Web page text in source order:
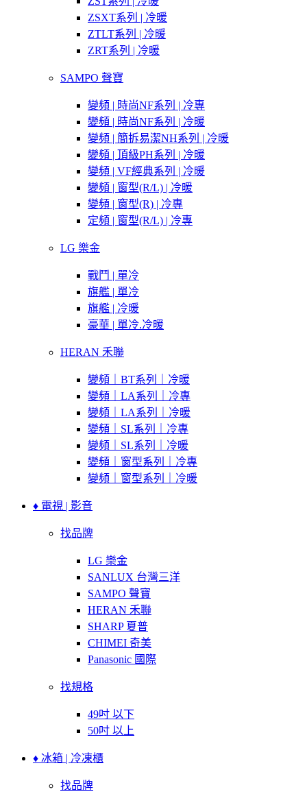
ZSXT系列 | 冷暖
ZTLT系列 | 冷暖
ZRT系列 | 冷暖
SAMPO 聲寶
變頻 | 時尚NF系列 | 冷專
變頻 | 時尚NF系列 | 冷暖
變頻 | 簡拆易潔NH系列 | 冷暖
變頻 | 頂級PH系列 | 冷暖
變頻 | VF經典系列 | 冷暖
變頻 | 窗型(R/L) | 冷暖
變頻 | 窗型(R) | 冷專
定頻 | 窗型(R/L) | 冷專
LG 樂金
戰鬥 | 單冷
旗艦 | 單冷
旗艦 | 冷暖
豪華 | 單冷.冷暖
HERAN 禾聯
變頻｜BT系列｜冷暖
變頻｜LA系列｜冷專
變頻｜LA系列｜冷暖
變頻｜SL系列｜冷專
變頻｜SL系列｜冷暖
變頻｜窗型系列｜冷專
變頻｜窗型系列｜冷暖
♦ 電視 | 影音
找品牌
LG 樂金
SANLUX 台灣三洋
SAMPO 聲寶
HERAN 禾聯
SHARP 夏普
CHIMEI 奇美
Panasonic 國際
找規格
49吋 以下
50吋 以上
♦ 冰箱 | 冷凍櫃
找品牌